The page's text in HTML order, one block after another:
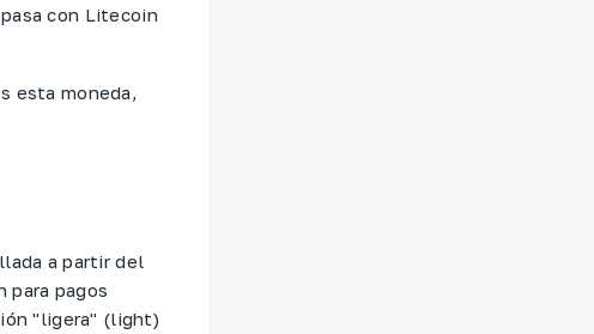
con Litecoin
esta moneda,
a partir del
para pagos
"ligera" (light)